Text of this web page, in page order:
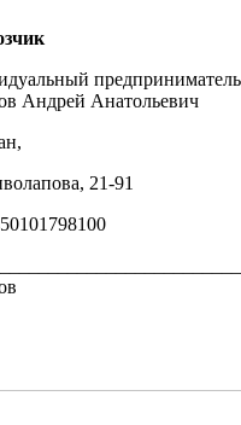
предприниматель
Андрей Анатольевич
21-91